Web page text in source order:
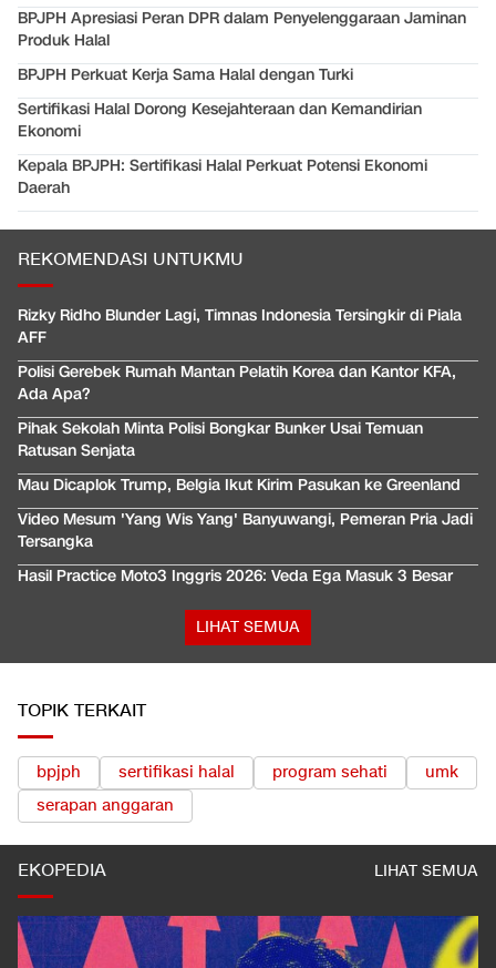
BPJPH Apresiasi Peran DPR dalam Penyelenggaraan Jaminan
Produk Halal
BPJPH Perkuat Kerja Sama Halal dengan Turki
Sertifikasi Halal Dorong Kesejahteraan dan Kemandirian
Ekonomi
Kepala BPJPH: Sertifikasi Halal Perkuat Potensi Ekonomi
Daerah
REKOMENDASI UNTUKMU
Rizky Ridho Blunder Lagi, Timnas Indonesia Tersingkir di Piala
AFF
Polisi Gerebek Rumah Mantan Pelatih Korea dan Kantor KFA,
Ada Apa?
Pihak Sekolah Minta Polisi Bongkar Bunker Usai Temuan
Ratusan Senjata
Mau Dicaplok Trump, Belgia Ikut Kirim Pasukan ke Greenland
Video Mesum 'Yang Wis Yang' Banyuwangi, Pemeran Pria Jadi
Tersangka
Hasil Practice Moto3 Inggris 2026: Veda Ega Masuk 3 Besar
LIHAT SEMUA
TOPIK TERKAIT
bpjph sertifikasi halal program sehati
umk
serapan anggaran
EKOPEDIA LIHAT SEMUA